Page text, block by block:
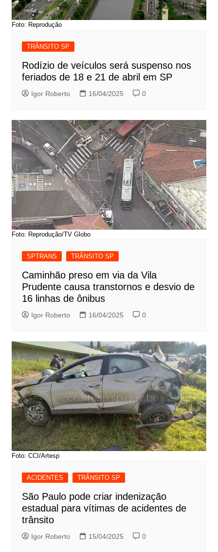
Foto: Reprodução
TRÂNSITO SP
Rodízio de veículos será suspenso nos
feriados de 18 e 21 de abril em SP
Igor Roberto 16/04/2025 0
Foto: Reprodução/TV Globo
SPTRANS TRÂNSITO SP
Caminhão preso em via da Vila
Prudente causa transtornos e desvio de
16 linhas de ônibus
Igor Roberto 16/04/2025 0
Foto: CCI/Artesp
ACIDENTES TRÂNSITO SP
São Paulo pode criar indenização
estadual para vítimas de acidentes de
trânsito
Igor Roberto 15/04/2025 0